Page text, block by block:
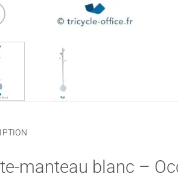
manteau blanc –